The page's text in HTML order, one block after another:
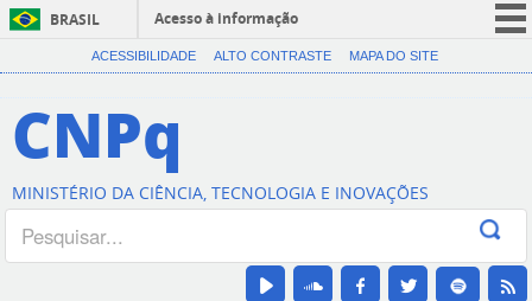
BRASIL
Acesso à informação
CORONAVÍRUS (COVID-19)
Canais
ACESSIBILIDADE ALTO CONTRASTE MAPA DO SITE
CNPq
MINISTÉRIO DA CIÊNCIA, TECNOLOGIA E INOVAÇÕES